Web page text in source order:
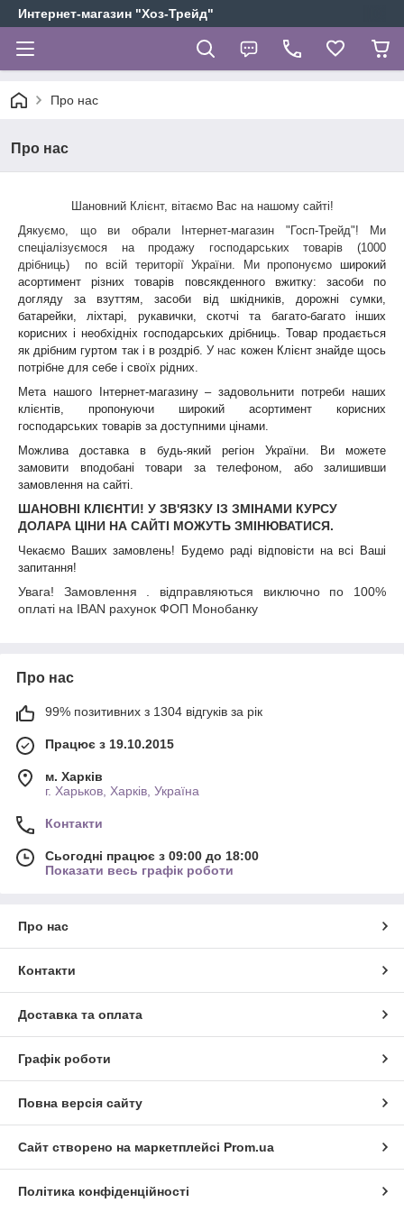
Интернет-магазин "Хоз-Трейд"
Про нас
Про нас
Шановний Клієнт, вітаємо Вас на нашому сайті!
Дякуємо, що ви обрали Інтернет-магазин "Госп-Трейд"! Ми
спеціалізуємося на продажу господарських товарів (1000
дрібниць) по всій території України. Ми пропонуємо широкий
асортимент різних товарів повсякденного вжитку: засоби по
догляду за взуттям, засоби від шкідників, дорожні сумки,
батарейки, ліхтарі, рукавички, скотчі та багато-багато інших
корисних і необхідніх господарських дрібниць. Товар продається
як дрібним гуртом так і в роздріб.У нас кожен Клієнт знайде щось
потрібне для себе і своїх рідних.
Мета нашого Інтернет-магазину – задовольнити потреби наших
клієнтів, пропонуючи широкий асортимент корисних
господарських товарів за доступними цінами.
Можлива доставка в будь-який регіон України. Ви можете
замовити вподобані товари за телефоном, або залишивши
замовлення на сайті.
ШАНОВНІ КЛІЄНТИ! У ЗВ'ЯЗКУ ІЗ ЗМІНАМИ КУРСУ
ДОЛАРА ЦІНИ НА САЙТІ МОЖУТЬ ЗМІНЮВАТИСЯ.
Чекаємо Ваших замовлень! Будемо раді відповісти на всі Ваші
запитання!
Увага! Замовлення . відправляються виключно по 100%
оплаті на IBAN рахунок ФОП Монобанку
Про нас
99% позитивних з 1304 відгуків за рік
Працює з 19.10.2015
м. Харків
г. Харьков, Харків, Україна
Контакти
Сьогодні працює з 09:00 до 18:00
Показати весь графік роботи
Про нас
Контакти
Доставка та оплата
Графік роботи
Повна версія сайту
Сайт створено на маркетплейсі Prom.ua
Політика конфіденційності